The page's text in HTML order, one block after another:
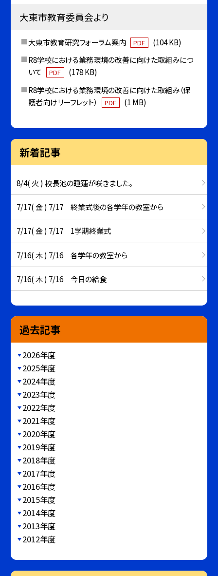
大東市教育委員会より
大東市教育研究フォーラム案内 PDF
(104 KB)
R8学校における業務環境の改善に向けた取組みにつ
いて
PDF
(178 KB)
R8学校における業務環境の改善に向けた取組み（保
護者向けリーフレット）
PDF (1 MB)
新着記事
8/4( 火 ) 校長池の睡蓮が咲きました。
7/17( 金 ) 7/17 終業式後の各学年の教室から
7/17( 金 ) 7/17 1学期終業式
7/16( 木 ) 7/16 各学年の教室から
7/16( 木 ) 7/16 今日の給食
過去記事
2026年度
2025年度
2024年度
2023年度
2022年度
2021年度
2020年度
2019年度
2018年度
2017年度
2016年度
2015年度
2014年度
2013年度
2012年度